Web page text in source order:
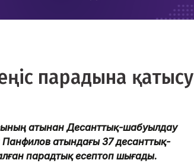
парадына қатысу
атынан Десанттық-шабуылдау
атындағы 37 десанттық-
парадтық есептоп шығады.